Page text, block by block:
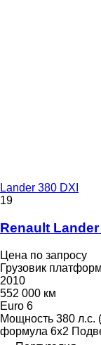
Lander 380 DXI
19
Renault Lander
Цена по запросу
Грузовик
2010
552 000 км
Euro 6
Мощность 380 л.с.
формула 6x2